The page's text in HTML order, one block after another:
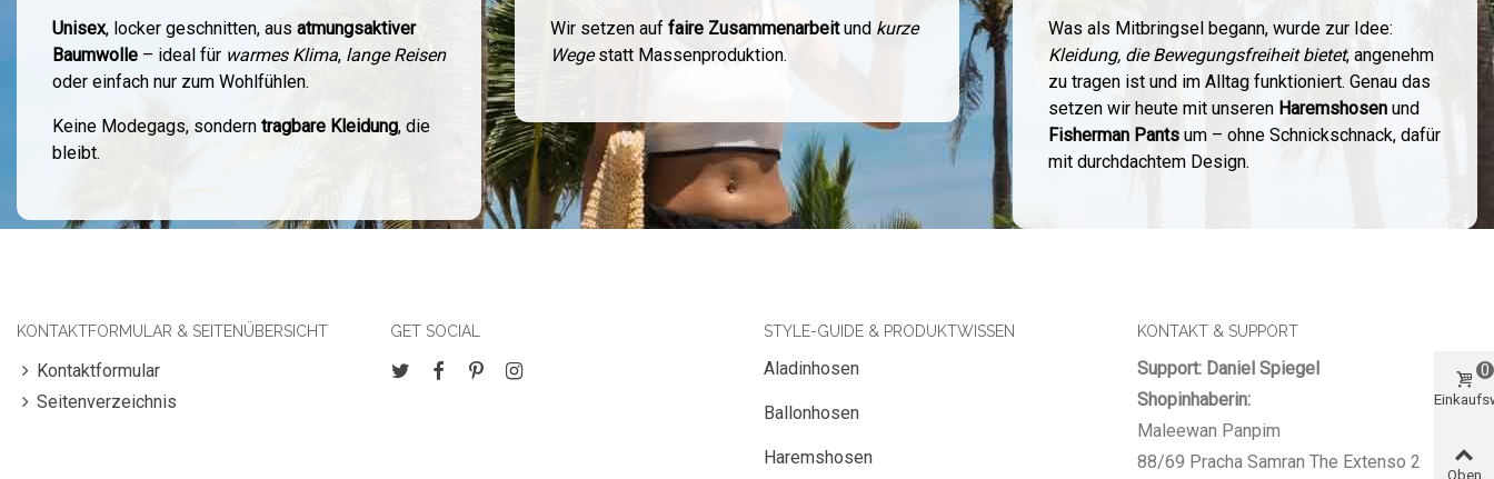
Unisex, locker geschnitten, aus atmungsaktiver
Baumwolle – ideal für warmes Klima, lange Reisen
oder einfach nur zum Wohlfühlen.
Keine Modegags, sondern tragbare Kleidung, die
bleibt.
Wir setzen auf faire Zusammenarbeitund kurze
Wegestatt Massenproduktion.
Was als Mitbringsel begann, wurde zur Idee:
Kleidung, die Bewegungsfreiheit bietet, angenehm
zu tragen ist und im Alltag funktioniert. Genau das
setzen wir heute mit unseren Haremshosenund
Fisherman Pantsum – ohne Schnickschnack, dafür
mit durchdachtem Design.
KONTAKTFORMULAR & SEITENÜBERSICHT
Kontaktformular
Seitenverzeichnis
GET SOCIAL STYLE-GUIDE & PRODUKTWISSEN
Aladinhosen
Ballonhosen
Haremshosen
KONTAKT & SUPPORT
Support: Daniel Spiegel
Shopinhaberin:
Maleewan Panpim
88/69 Pracha Samran The Extenso 2
0
Oben